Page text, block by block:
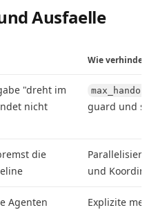
Ausfaelle
Wie
"dreht im
nicht
guard und
die
und
Agenten
Explizite